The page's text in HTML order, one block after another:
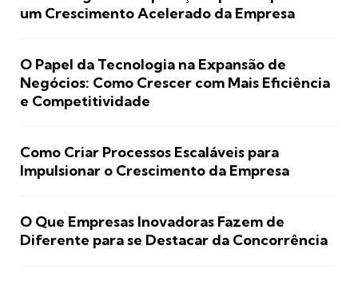
um Crescimento Acelerado da Empresa
O Papel da Tecnologia na Expansão de
Negócios: Como Crescer com Mais Eficiência
e Competitividade
Como Criar Processos Escaláveis para
Impulsionar o Crescimento da Empresa
O Que Empresas Inovadoras Fazem de
Diferente para se Destacar da Concorrência